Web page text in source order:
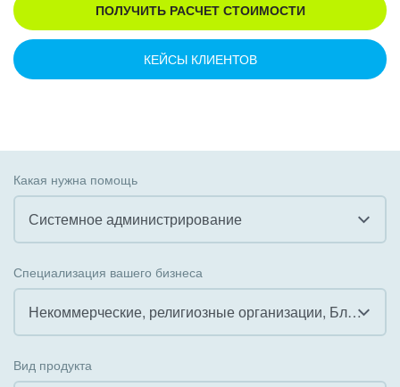
ПОЛУЧИТЬ РАСЧЕТ СТОИМОСТИ
КЕЙСЫ КЛИЕНТОВ
Какая нужна помощь
Системное администрирование
Внедрение КЭДО
Интеграция с 1С
Специализация вашего бизнеса
Некоммерческие, религиозные организации, Благотворительность
Вид продукта